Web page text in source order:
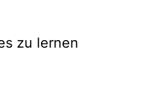
zu lernen